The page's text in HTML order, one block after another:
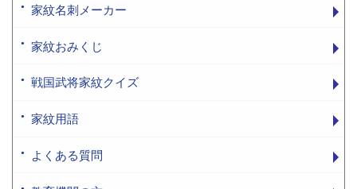
家紋名刺メーカー
家紋おみくじ
戦国武将家紋クイズ
家紋用語
よくある質問